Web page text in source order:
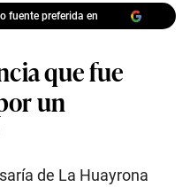
fuente preferida en
que fue
un
de La Huayrona